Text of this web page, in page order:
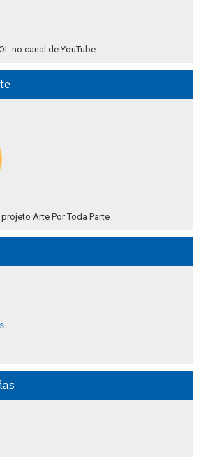
no canal de YouTube
Arte Por Toda Parte